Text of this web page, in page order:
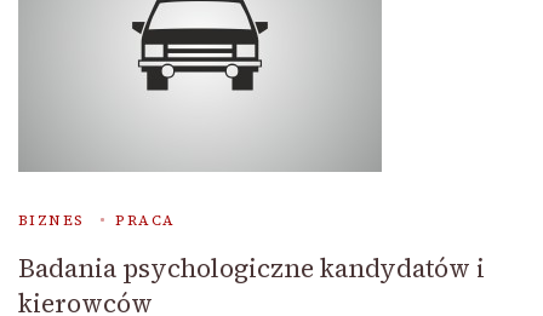
BIZNES PRACA
Badania psychologiczne kandydatów i
kierowców